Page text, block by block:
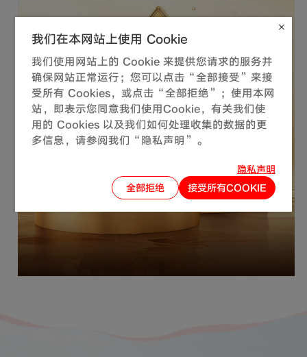
我们在本网站上使用 Cookie
我们使用网站上的 Cookie 来提供您请求的服务并
确保网站正常运行；您可以点击“全部接受”来接
受所有 Cookies，或点击“全部拒绝”；使用本网
站，即表示您同意我们使用Cookie，有关我们使
用的 Cookies 以及我们如何处理收集的数据的更
多信息，请参阅我们“隐私声明”。
隐私声明
全部拒绝
接受所有COOKIE